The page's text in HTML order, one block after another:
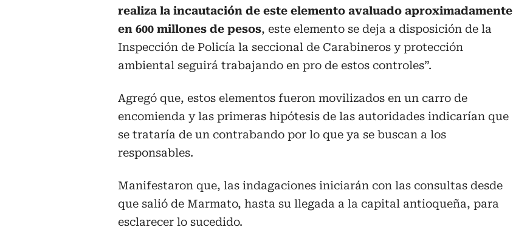
realiza la incautación de este elemento avaluado aproximadamente
en 600 millones de pesos, este elemento se deja a disposición de la
Inspección de Policía la seccional de Carabineros y protección
ambiental seguirá trabajando en pro de estos controles”.
Agregó que, estos elementos fueron movilizados en un carro de
encomienda y las primeras hipótesis de las autoridades indicarían que
se trataría de un contrabando por lo que ya se buscan a los
responsables.
Manifestaron que, las indagaciones iniciarán con las consultas desde
que salió de Marmato, hasta su llegada a la capital antioqueña, para
esclarecer lo sucedido.